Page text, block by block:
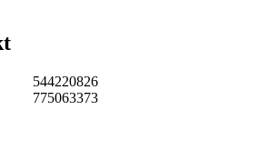
544220826
775063373